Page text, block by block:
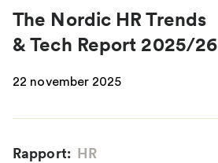
The Nordic HR Trends
& Tech Report 2025/26
22 november 2025
Rapport: HR